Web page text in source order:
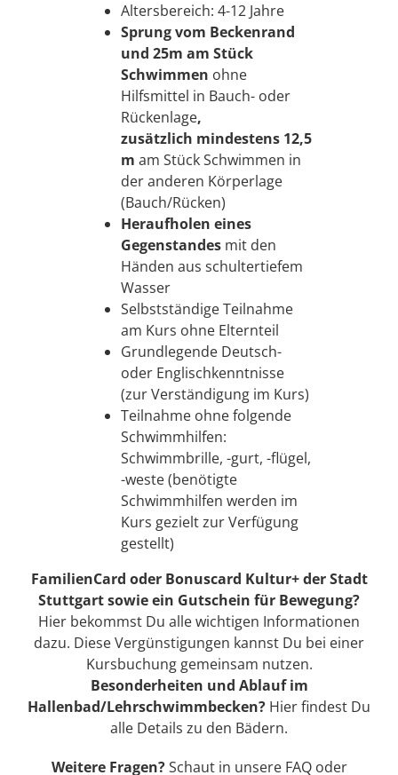
Altersbereich: 4-12 Jahre
Sprung vom Beckenrand
und 25m am Stück
Schwimmen ohne
Hilfsmittel in Bauch- oder
Rückenlage,
zusätzlich mindestens 12,5
m am Stück Schwimmen in
der anderen Körperlage
(Bauch/Rücken)
Heraufholen eines
Gegenstandesmit den
Händen aus schultertiefem
Wasser
Selbstständige Teilnahme
am Kurs ohne Elternteil
Grundlegende Deutsch-
oder Englischkenntnisse
(zur Verständigung im Kurs)
Teilnahme ohne folgende
Schwimmhilfen:
Schwimmbrille, -gurt, -flügel,
-weste (benötigte
Schwimmhilfen werden im
Kurs gezielt zur Verfügung
gestellt)
FamilienCard oder Bonuscard Kultur+ der Stadt
Stuttgart sowie ein Gutschein für Bewegung?
Hier bekommst Du alle wichtigen Informationen
dazu. Diese Vergünstigungen kannst Du bei einer
Kursbuchung gemeinsam nutzen.
Besonderheiten und Ablauf im
Hallenbad/Lehrschwimmbecken? Hierfindest Du
alle Details zu den Bädern.
Weitere Fragen?Schaut in unsere FAQoder